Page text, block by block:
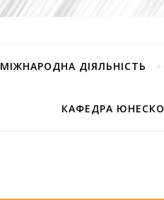
МІЖНАРОДНА ДІЯЛЬНІСТЬ
КАФЕДРА ЮНЕСКО